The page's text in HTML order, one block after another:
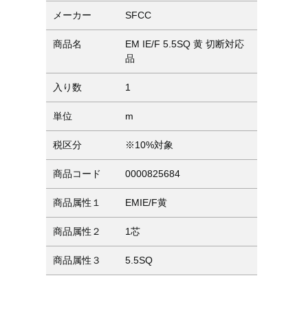
メーカー SFCC
商品名
EM IE/F 5.5SQ 黄 切断対応
品
入り数 1
単位 m
税区分 ※10%対象
商品コード 0000825684
商品属性１ EMIE/F黄
商品属性２ 1芯
商品属性３ 5.5SQ